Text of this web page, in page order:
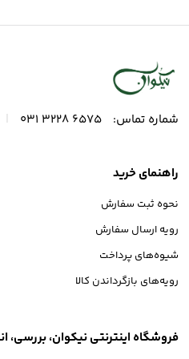
شماره تماس: 6575 3228 031
راهنمای خرید
نحوه ثبت سفارش
رویه ارسال سفارش
شیوه‌های پرداخت
رویه‌های بازگرداندن کالا
فروشگاه اینترنتی نیکوان، بررسی،